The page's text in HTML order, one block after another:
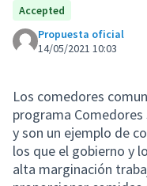
Accepted
Propuesta oficial
14/05/2021 10:03
Los comedores
programa Comedores
y son un ejemplo de
los que el gobierno y
alta marginación